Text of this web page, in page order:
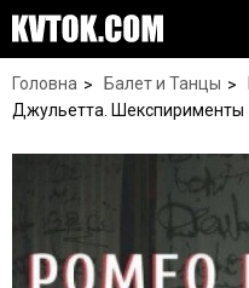
Головна Балет и Танцы
Джульетта. Шекспирименты